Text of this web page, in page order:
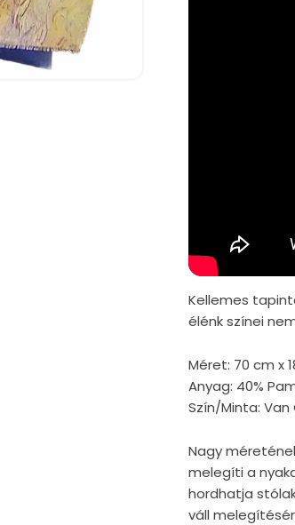
Kellemes
élénk színei
Méret: 70 cm x
Anyag: 40%
Szín/Minta:
Nagy
melegíti a
hordhatja
váll